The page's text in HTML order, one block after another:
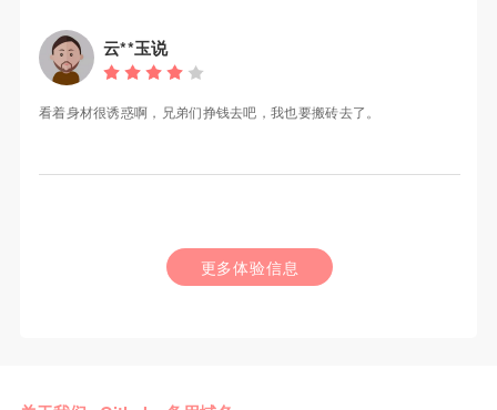
云**玉说
看着身材很诱惑啊，兄弟们挣钱去吧，我也要搬砖去了。
更多体验信息